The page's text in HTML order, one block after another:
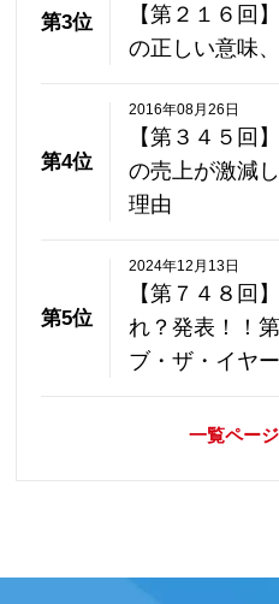
第3位
【第２１６回
の正しい意味
第4位
2016年08月26日
【第３４５回
の売上が激減
理由
第5位
2024年12月13日
【第７４８回
れ？発表！！
ブ・ザ・イヤ
一覧ペー